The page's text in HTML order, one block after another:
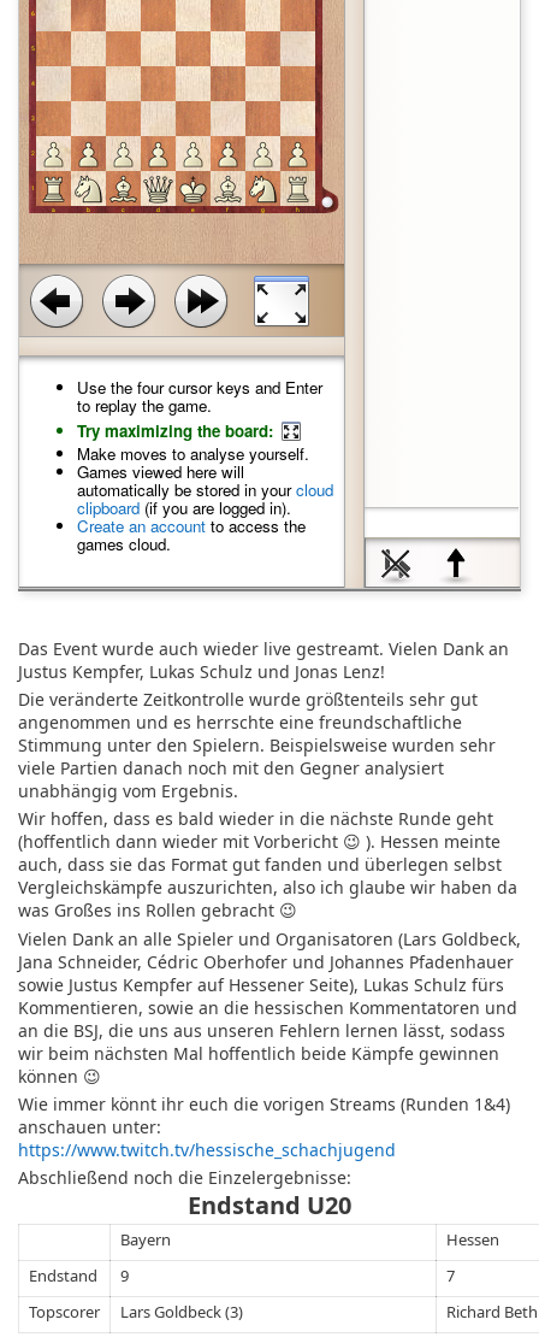
Use the four cursor keys and Enter
to replay the game.
Try maximizing the board:
Make moves to analyse yourself.
Games viewed here will
automatically be stored in yourcloud
clipboard(if you are logged in).
Create an accountto access the
games cloud.
Das Event wurde auch wieder live gestreamt. Vielen Dank an
Justus Kempfer, Lukas Schulz und Jonas Lenz!
Die veränderte Zeitkontrolle wurde größtenteils sehr gut
angenommen und es herrschte eine freundschaftliche
Stimmung unter den Spielern. Beispielsweise wurden sehr
viele Partien danach noch mit den Gegner analysiert
unabhängig vom Ergebnis.
Wir hoffen, dass es bald wieder in die nächste Runde geht
(hoffentlich dann wieder mit Vorbericht 😉 ). Hessen meinte
auch, dass sie das Format gut fanden und überlegen selbst
Vergleichskämpfe auszurichten, also ich glaube wir haben da
was Großes ins Rollen gebracht 😉
Vielen Dank an alle Spieler und Organisatoren (Lars Goldbeck,
Jana Schneider, Cédric Oberhofer und Johannes Pfadenhauer
sowie Justus Kempfer auf Hessener Seite), Lukas Schulz fürs
Kommentieren, sowie an die hessischen Kommentatoren und
an die BSJ, die uns aus unseren Fehlern lernen lässt, sodass
wir beim nächsten Mal hoffentlich beide Kämpfe gewinnen
können 😉
Wie immer könnt ihr euch die vorigen Streams (Runden 1&4)
anschauen unter:
https://www.twitch.tv/hessische_schachjugend
Abschließend noch die Einzelergebnisse:
Endstand U20
Bayern
Hessen
Endstand
9
7
Topscorer
Lars Goldbeck (3) Richard